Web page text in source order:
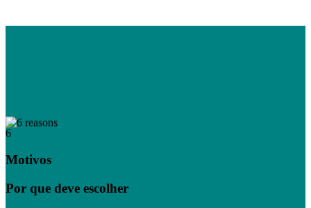
6
Motivos
Por que deve escolher